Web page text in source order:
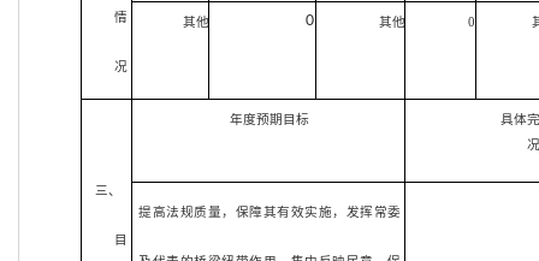
情
况
其他 0 其他 0
三、
目
年度预期目标
具体
提高法规质量，保障其有效实施，发挥常委